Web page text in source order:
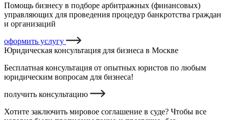
Помощь бизнесу в подборе арбитражных (финансовых)
управляющих для проведения процедур банкротства граждан
и организаций
оформить услугу
Юридическая консультация для бизнеса в Москве
Бесплатная консультация от опытных юристов по любым
юридическим вопросам для бизнеса!
получить консультацию
Хотите заключить мировое соглашение в суде? Чтобы все